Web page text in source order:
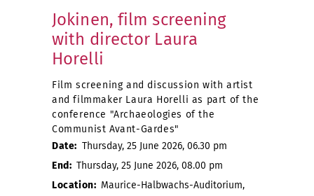
Jokinen, film screening
with director Laura
Horelli
Film screening and discussion with artist
and filmmaker Laura Horelli as part of the
conference "Archaeologies of the
Communist Avant-Gardes"
Date: Thursday, 25 June 2026, 06.30 pm
End: Thursday, 25 June 2026, 08.00 pm
Location: Maurice-Halbwachs-Auditorium,